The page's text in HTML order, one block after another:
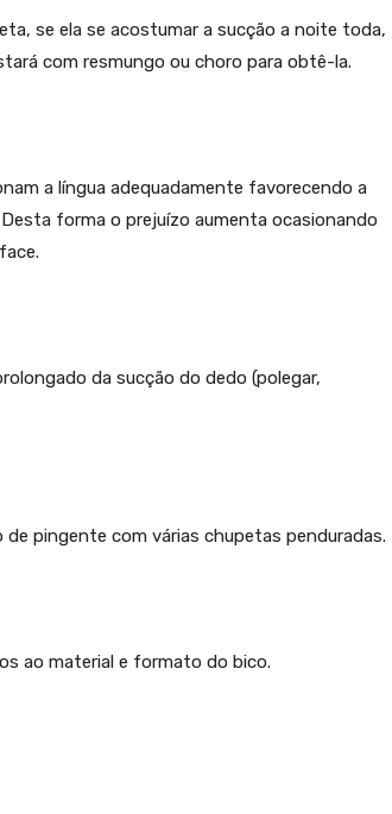
se ela se acostumar a sucção a noite toda,
com resmungo ou choro para obtê-la.
a língua adequadamente favorecendo a
forma o prejuízo aumenta ocasionando
da sucção do dedo (polegar,
pingente com várias chupetas penduradas.
ao material e formato do bico.